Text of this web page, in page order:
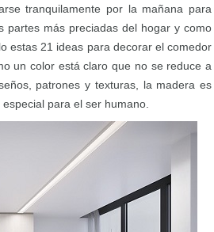
tranquilamente por la mañana para
partes más preciadas del hogar y como
estas 21 ideas para decorar el comedor
un color está claro que no se reduce a
patrones y texturas, la madera es
para el ser humano.